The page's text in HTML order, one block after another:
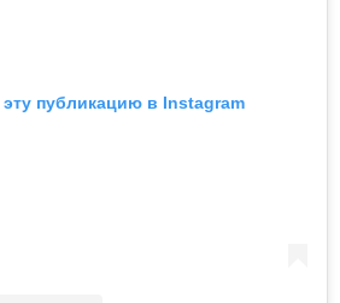
публикацию в Instagram